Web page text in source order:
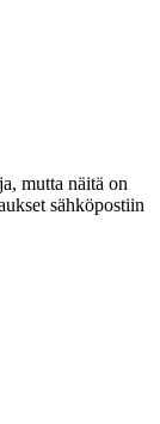
mutta näitä on
sähköpostiin